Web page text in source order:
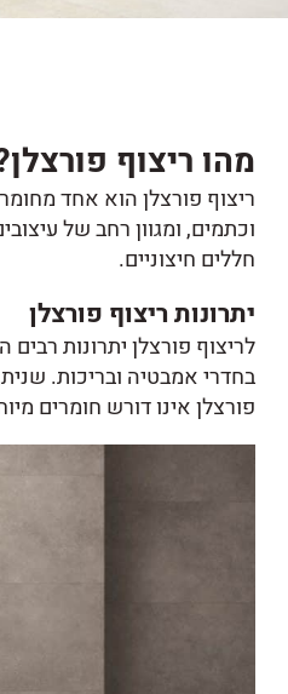
מהו ריצוף
ריצוף פורצלן הוא אחד
וכתמים, ומגוון רחב של
חללים חיצוניים.
יתרונות ריצוף פורצלן
לריצוף פורצלן יתרונות
בחדרי אמבטיה ובריכות.
פורצלןאינו דורש חומרים